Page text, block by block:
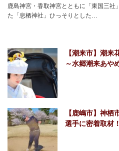
鹿島神宮・香取神宮とともに「東国三社
た「息栖神社」ひっそりとした…
【潮来市】潮来
～水郷潮来あや
【鹿嶋市】神栖
選手に密着取材